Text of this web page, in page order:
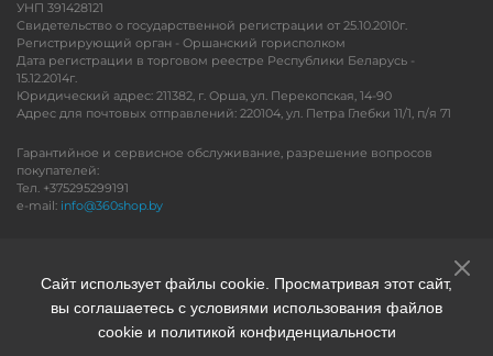
УНП 391428121
Свидетельство о государственной регистрации от 25.10.2010г.
Регистрирующий орган - Оршанский горисполком
Дата регистрации в торговом реестре Республики Беларусь -
15.12.2014г.
Юридический адрес: 211382, г. Орша, ул. Перекопская, 14-90
Адрес для почтовых отправлений: 220104, ул. Петра Глебки 11/1, п/я 71
Гарантийное и сервисное обслуживание, разрешение вопросов
покупателей:
Тел. +375295299191
e-mail: info@360shop.by
Сайт использует файлы cookie. Просматривая этот сайт,
вы соглашаетесь с условиями использования файлов
cookie и политикой конфиденциальности